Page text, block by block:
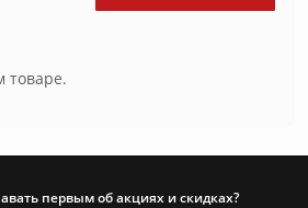
товаре.
первым об акциях и скидках?